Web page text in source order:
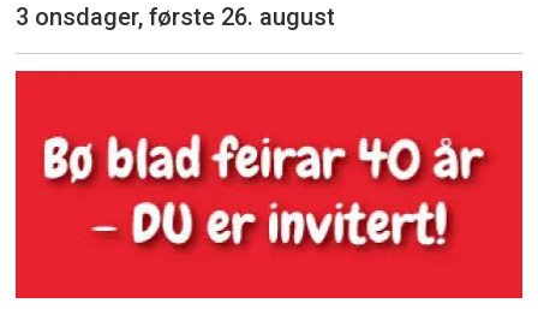
3 onsdager, første 26. august